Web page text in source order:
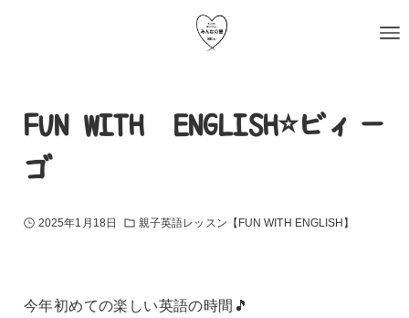
FUN WITH ENGLISH⭐️ビィー
ゴ
2025年1月18日 親子英語レッスン【FUN WITH ENGLISH】
今年初めての楽しい英語の時間🎵